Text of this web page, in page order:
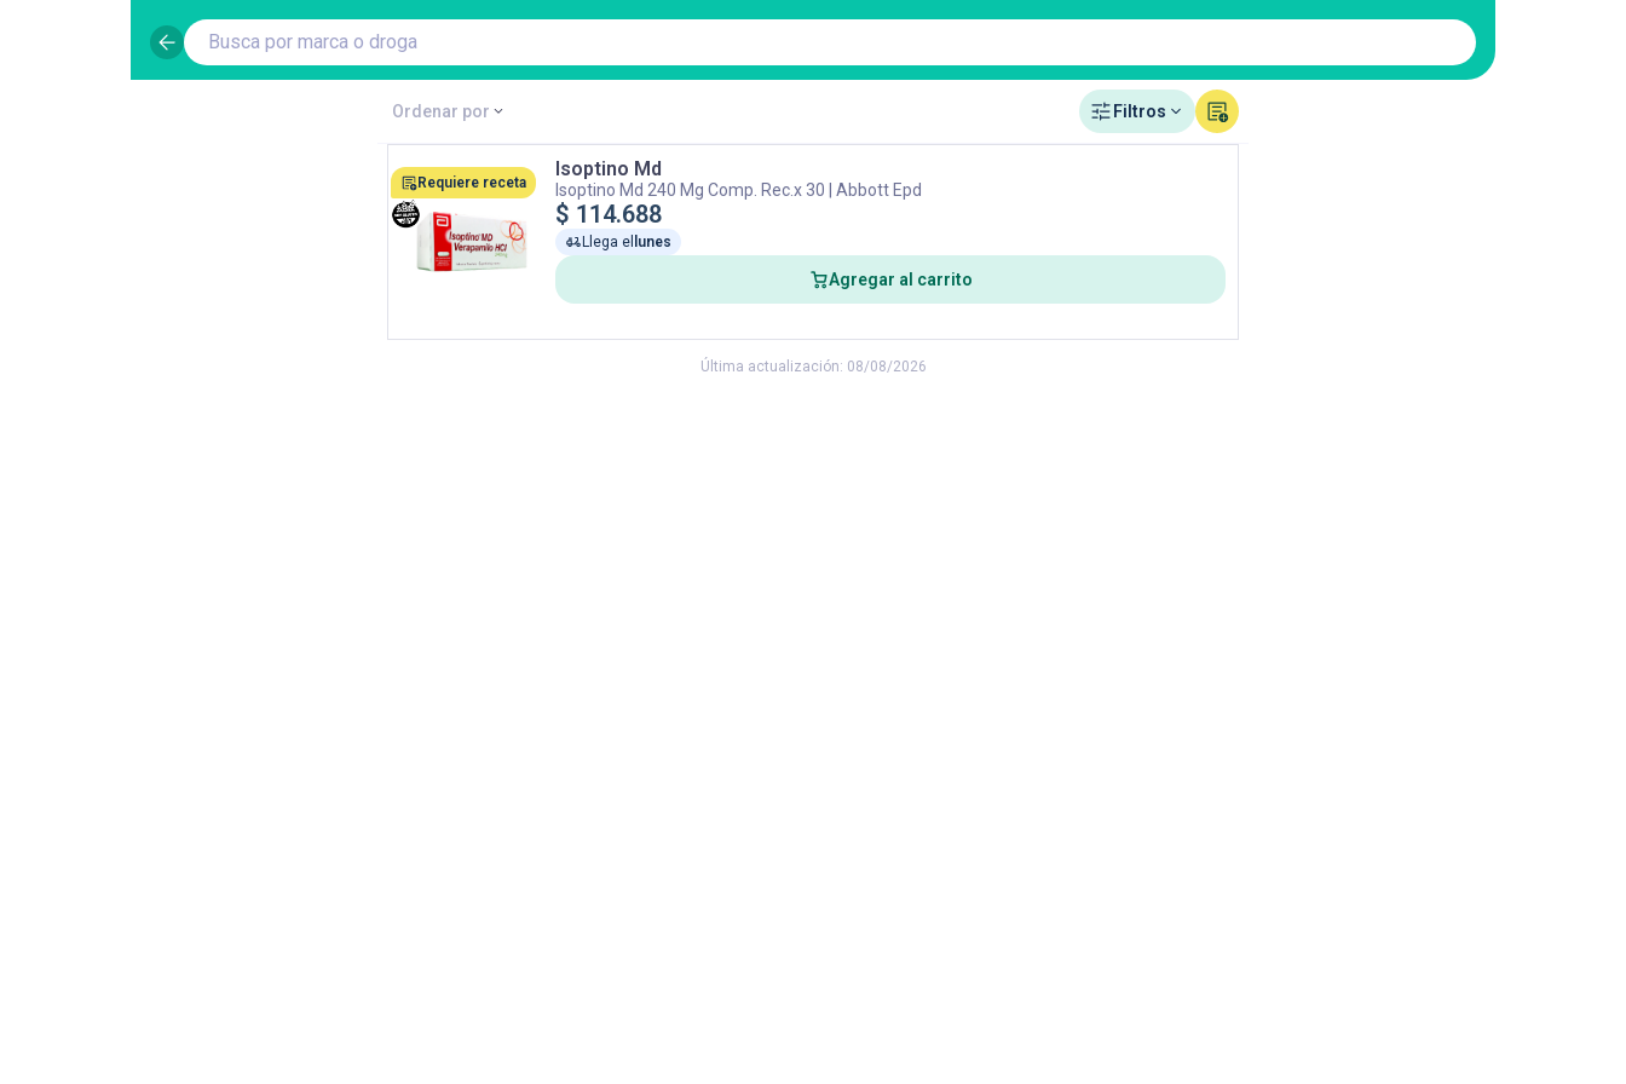
Busca por marca o droga
Ordenar por Filtros
Requiere receta
Isoptino Md
Isoptino Md 240 Mg Comp. Rec.x 30 Abbott Epd
$ 114.688
Llega el lunes
Agregar al carrito
Última actualización: 08/08/2026